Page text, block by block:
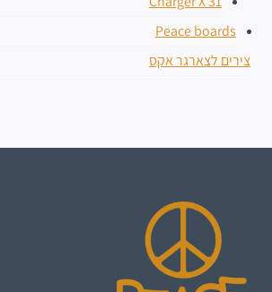
Peace boards
צירים לצארגר אקס